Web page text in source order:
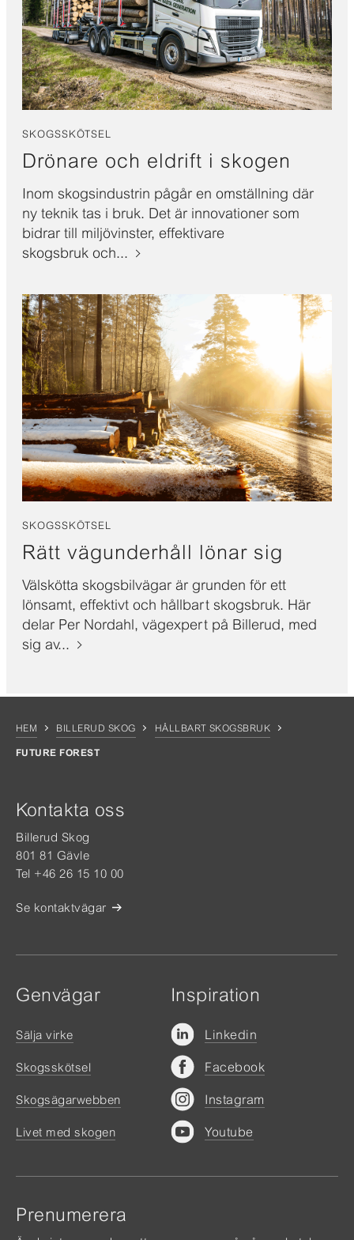
SKOGSSKÖTSEL
Drönare och eldrift i skogen
Inom skogsindustrin pågår en omställning där
ny teknik tas i bruk. Det är innovationer som
bidrar till miljövinster, effektivare
skogsbruk och...
SKOGSSKÖTSEL
Rätt vägunderhåll lönar sig
Välskötta skogsbilvägar är grunden för ett
lönsamt, effektivt och hållbart skogsbruk. Här
delar Per Nordahl, vägexpert på Billerud, med
sig av...
HEM BILLERUD SKOG HÅLLBART SKOGSBRUK
FUTURE FOREST
Kontakta oss
Billerud Skog
801 81 Gävle
Tel +46 26 15 10 00
Se kontaktvägar
Genvägar
Sälja virke
Skogsskötsel
Skogsägarwebben
Livet med skogen
Prenumerera
Inspiration
Linkedin
Facebook
Instagram
Youtube